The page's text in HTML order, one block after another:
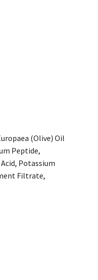
(Olive) Oil
Peptide,
Potassium
Filtrate,